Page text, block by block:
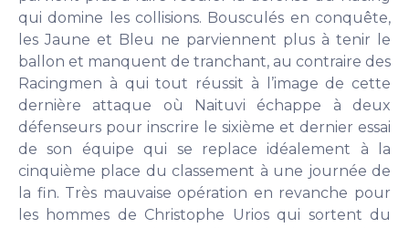
qui domine les collisions. Bousculés en conquête,
les Jaune et Bleu ne parviennent plus à tenir le
ballon et manquent de tranchant, au contraire des
Racingmen à qui tout réussit à l’image de cette
dernière attaque où Naituvi échappe à deux
défenseurs pour inscrire le sixième et dernier essai
de son équipe qui se replace idéalement à la
cinquième place du classement à une journée de
la fin. Très mauvaise opération en revanche pour
les hommes de Christophe Urios qui sortent du